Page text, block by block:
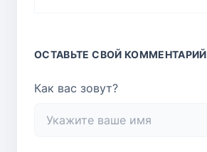
ОСТАВЬТЕ СВОЙ КОММЕНТАРИЙ
Как вас зовут?